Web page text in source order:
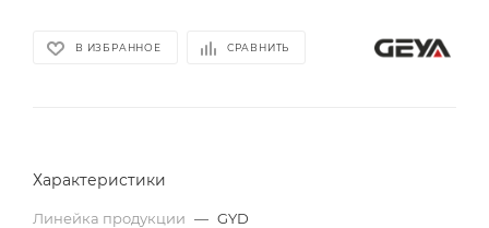
В ИЗБРАННОЕ СРАВНИТЬ
Характеристики
Линейка продукции — GYD